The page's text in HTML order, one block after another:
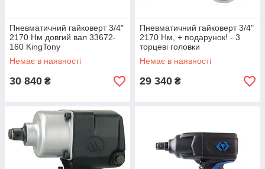
Пневматичний гайковерт 3/4"
2170 Нм довгий вал 33672-
160 KingTony
Немає в наявності
30 840 ₴
Пневматичний гайковерт 3/4"
2170 Нм, + подарунок! - 3
торцеві головки
Немає в наявності
29 340 ₴